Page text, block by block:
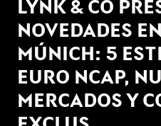
LYNK & CO
NOVEDADES
MÚNICH: 5
EURO NCAP,
MERCADOS Y